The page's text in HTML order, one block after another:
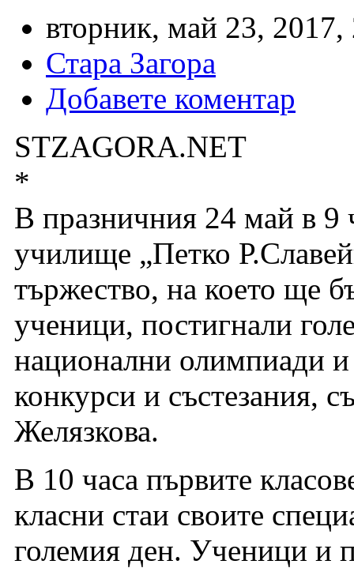
вторник, май 23, 2017,
Стара Загора
Добавете коментар
STZAGORA.NET
*
В празничния 24 май в 9
училище „Петко
тържество, на което ще
ученици, постигнали
национални олимпиади
конкурси и състезания,
Желязкова.
В 10 часа първите
класни стаи своите
големия ден. Ученици и